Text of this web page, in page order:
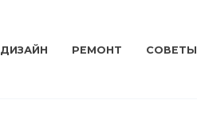
ДИЗАЙН РЕМОНТ СОВЕТЫ